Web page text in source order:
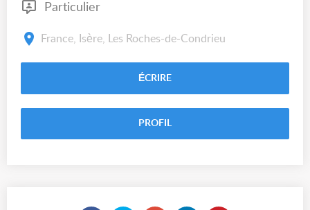
Particulier
France, Isère, Les Roches-de-Condrieu
ÉCRIRE
PROFIL